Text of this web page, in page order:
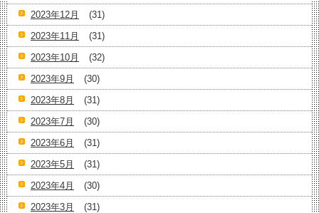
2023年12月
(31)
2023年11月
(31)
2023年10月
(32)
2023年9月
(30)
2023年8月
(31)
2023年7月
(30)
2023年6月
(31)
2023年5月
(31)
2023年4月
(30)
2023年3月
(31)